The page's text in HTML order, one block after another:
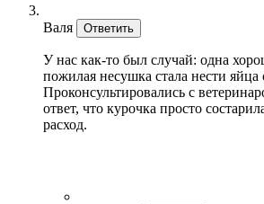
Валя Ответить
У нас как-то был случай: одна
пожилая несушка стала нести
Проконсультировались с
ответ, что курочка просто
расход.